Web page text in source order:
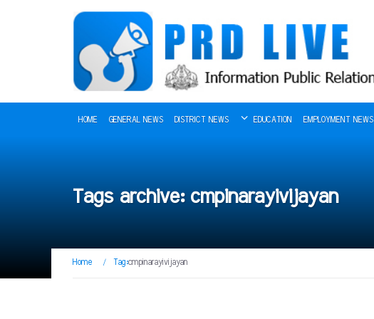
HOME GENERAL NEWS DISTRICT NEWS EDUCATION EMPLOYMENT NEWS
Tags archive: cmpinarayivijayan
Home / Tag:cmpinarayivijayan